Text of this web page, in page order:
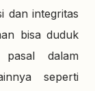
dan integritas
bisa duduk
dalam
seperti